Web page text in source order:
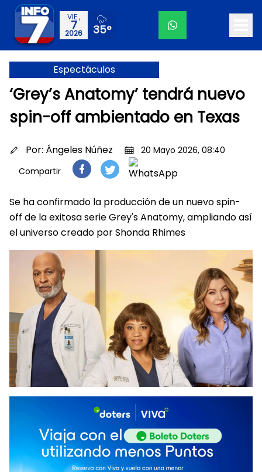
VIE.,
7
2026 35°
Espectáculos
‘Grey’s Anatomy’ tendrá nuevo
spin-off ambientado en Texas
Por: Ángeles Núñez
20 Mayo 2026, 08:40
Compartir
Se ha confirmado la producción de un nuevo spin-
off de la exitosa serie Grey's Anatomy, ampliando así
el universo creado por Shonda Rhimes